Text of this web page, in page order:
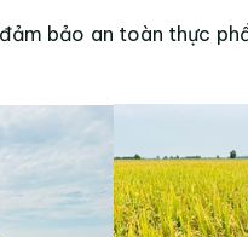
bảo an toàn thực